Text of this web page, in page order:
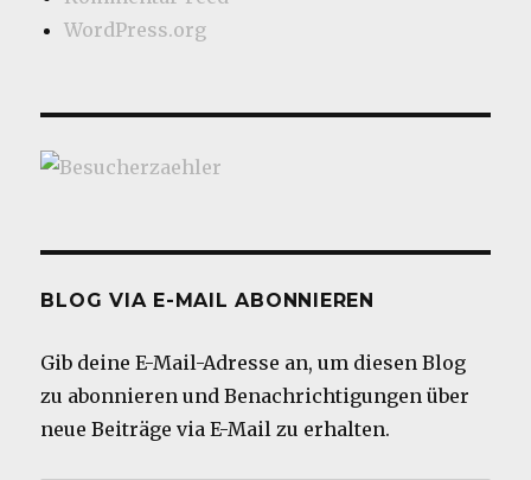
WordPress.org
BLOG VIA E-MAIL ABONNIEREN
Gib deine E-Mail-Adresse an, um diesen Blog
zu abonnieren und Benachrichtigungen über
neue Beiträge via E-Mail zu erhalten.